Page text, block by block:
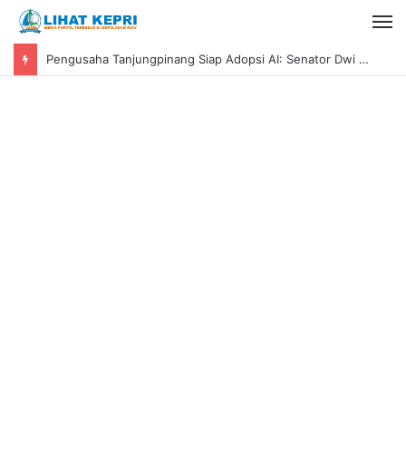
Pengusaha Tanjungpinang Siap Adopsi AI: Senator Dwi Ajeng Sekar Respaty Dorong UMKM Tingkatkan Daya Saing Melalui AIM ASEAN